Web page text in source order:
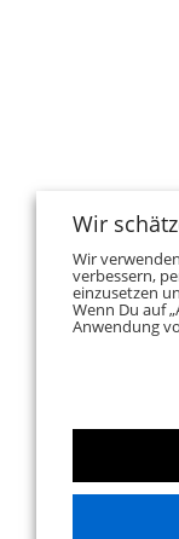
Wir
Wir
verbessern,
einzusetzen
Wenn Du auf
Anwendung